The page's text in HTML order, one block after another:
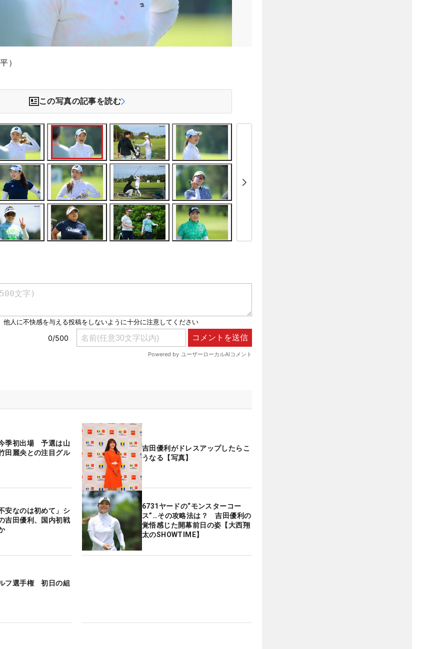
）
この写真の記事を読む
季初出場 予選は山
田麗央との注目グル
吉田優利がドレスアップしたらこ
うなる【写真】
安なのは初めて」シ
吉田優利、国内初戦
6731ヤードの“モンスターコー
ス”…その攻略法は？ 吉田優利の
覚悟感じた開幕前日の姿【大西翔
太のSHOWTIME】
フ選手権 初日の組